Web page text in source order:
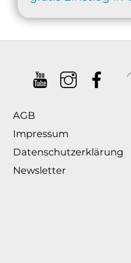
AGB
Impressum
Datenschutzerklärung
Newsletter